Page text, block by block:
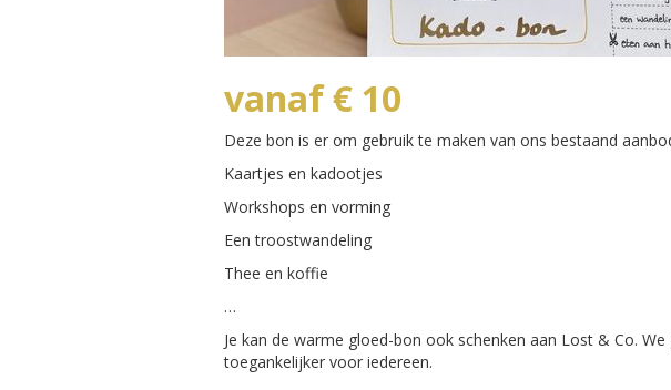
vanaf € 10
Deze bon is er om gebruik te maken van ons bestaand
Kaartjes en kadootjes
Workshops en vorming
Een troostwandeling
Thee en koffie
…
Je kan de warme gloed-bon ook schenken aan Lost & Co.
toegankelijker voor iedereen.